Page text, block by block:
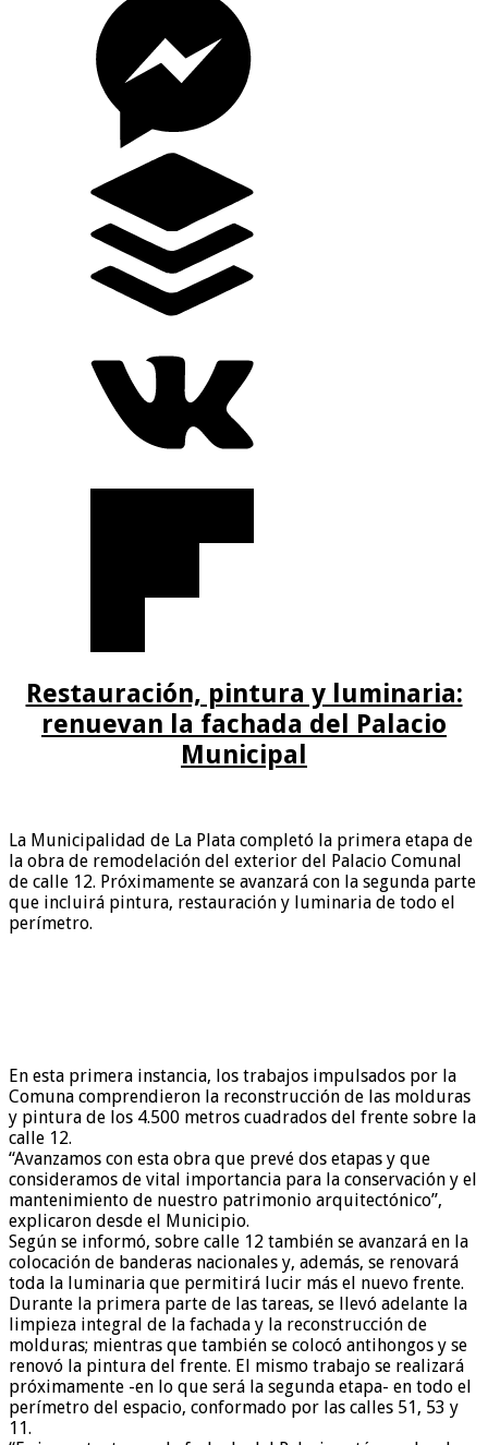
Restauración, pintura y luminaria:
renuevan la fachada del Palacio
Municipal
La Municipalidad de La Plata completó la primera etapa de
la obra de remodelación del exterior del Palacio Comunal
de calle 12. Próximamente se avanzará con la segunda parte
que incluirá pintura, restauración y luminaria de todo el
perímetro.
En esta primera instancia, los trabajos impulsados por la
Comuna comprendieron la reconstrucción de las molduras
y pintura de los 4.500 metros cuadrados del frente sobre la
calle 12.
“Avanzamos con esta obra que prevé dos etapas y que
consideramos de vital importancia para la conservación y el
mantenimiento de nuestro patrimonio arquitectónico”,
explicaron desde el Municipio.
Según se informó, sobre calle 12 también se avanzará en la
colocación de banderas nacionales y, además, se renovará
toda la luminaria que permitirá lucir más el nuevo frente.
Durante la primera parte de las tareas, se llevó adelante la
limpieza integral de la fachada y la reconstrucción de
molduras; mientras que también se colocó antihongos y se
renovó la pintura del frente. El mismo trabajo se realizará
próximamente -en lo que será la segunda etapa- en todo el
perímetro del espacio, conformado por las calles 51, 53 y
11.